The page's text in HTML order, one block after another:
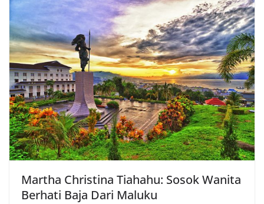
Martha Christina Tiahahu: Sosok Wanita
Berhati Baja Dari Maluku